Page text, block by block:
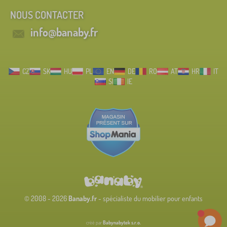
NOUS CONTACTER
info@banaby.fr
CZ SK HU PL EN DE RO AT HR
IT
SI
IE
© 2008 - 2026 Banaby.fr- spécialiste du mobilier pour enfants
créé parBabynabytek s.r.o.